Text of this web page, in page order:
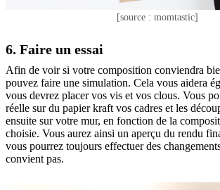
[source : momtastic]
6. Faire un essai
Afin de voir si votre composition conviendra
pouvez faire une simulation. Cela vous aidera
vous devrez placer vos vis et vos clous. Vous
réelle sur du papier kraft vos cadres et les
ensuite sur votre mur, en fonction de la
choisie. Vous aurez ainsi un aperçu du rendu
vous pourrez toujours effectuer des
convient pas.